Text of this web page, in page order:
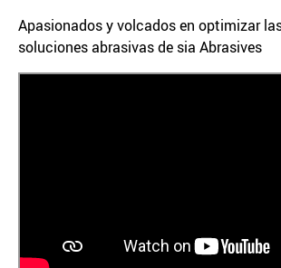
Apasionados y volcados en optimizar
soluciones abrasivas de sia Abrasives